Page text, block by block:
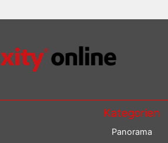
Kategorien
Panorama